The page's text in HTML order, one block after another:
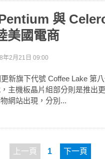
與
美國電商
年2月21日 09:00
新旗下代號 Coffee Lake 第
主機板晶片組部分則是推出
網站出現，分別...
上一頁 1 下一頁